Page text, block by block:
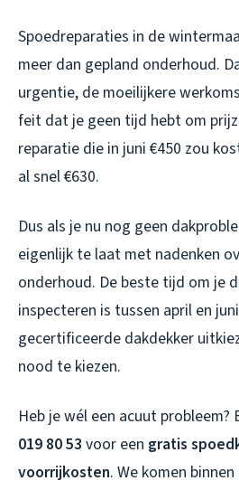
Spoedreparaties in de
meer dan gepland onderhoud.
urgentie, de moeilijkere
feit dat je geen tijd hebt om
reparatie die in juni €450 zou
al snel €630.
Dus als je nu nog geen
eigenlijk te laat met nadenken
onderhoud. De beste tijd om je
inspecteren is tussen april en
gecertificeerde dakdekker
nood te kiezen.
Heb je wél een acuut probleem?
019 80 53 voor een gratis
voorrijkosten. We komen